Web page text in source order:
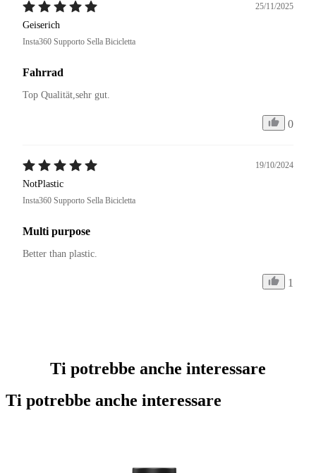
25/11/2025
Geiserich
Insta360 Supporto Sella Bicicletta
Fahrrad
Top Qualität,sehr gut.
0
19/10/2024
NotPlastic
Insta360 Supporto Sella Bicicletta
Multi purpose
Better than plastic.
1
Ti potrebbe anche interessare
Ti potrebbe anche interessare